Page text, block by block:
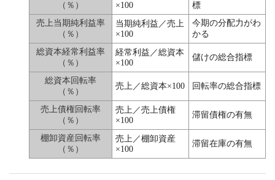
（％）
×100
標
売上当期純利益率
（％）
当期純利益／売上
×100
今期の分配力がわ
かる
総資本経常利益率
（％）
経常利益／総資本
×100
儲けの総合指標
総資本回転率
（％）
売上／総資本×100 回転率の総合指標
売上債権回転率
（％）
売上／売上債権
×100
滞留債権の有無
棚卸資産回転率
（％）
売上／棚卸資産
×100
滞留在庫の有無